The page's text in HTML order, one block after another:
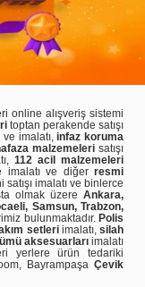
online alışveriş sistemi
toptan perakende satışı
ve imalatı,infaz koruma
malzemelerisatışı
112 acil malzemeleri
imalatı ve diğer resmi
imalatı ve binlerce
olmak üzere Ankara,
Samsun, Trabzon,
bulunmaktadır. Polis
setleriimalatı,silah
aksesuarlarıimalatı
yerlere ürün tedariki
Bayrampaşa Çevik